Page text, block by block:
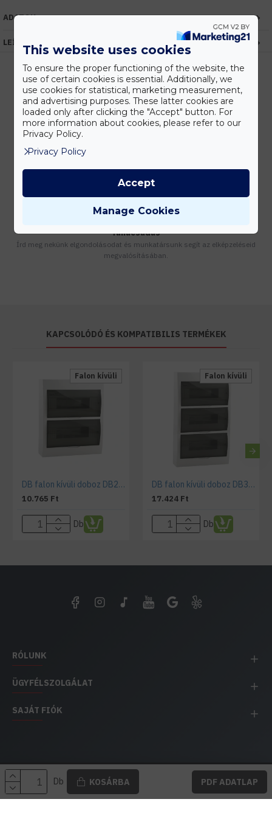
Db KOSÁRBA PDF ADATLAP
ADATOK
LEÍRÁS
Kedvezmények
Vásárolj nagyobb mennyiségben és megadjuk a legjobb gyártói árakat.
Készleten lévő termékeinket akár 24 órán belül megkaphatod!
Tanácsadás
Írd meg nekünk elgondolásodat és munkatársunk segít az elképzeléseid
megvalósításában.
KAPCSOLÓDÓ ÉS KOMPATIBILIS TERMÉKEK
Falon kívüli
DB falon kívüli doboz DB212S 2X12P/SMD
10.765 Ft
Db
Falon kívüli
DB falon kívüli doboz DB312S 3x12P/SMD
17.424 Ft
Db
RÓLUNK
ÜGYFÉLSZOLGÁLAT
SAJÁT FIÓK
EH IMPEX / Copyright © 1991-2025 Energia Háza
This website uses cookies
To ensure the proper functioning of the website, the
use of certain cookies is essential. Additionally, we
use cookies for statistical, marketing measurement,
and advertising purposes. These latter cookies are
loaded only after clicking the "Accept" button. For
more information about cookies, please refer to our
Privacy Policy.
Privacy Policy
Manage Cookies
Accept